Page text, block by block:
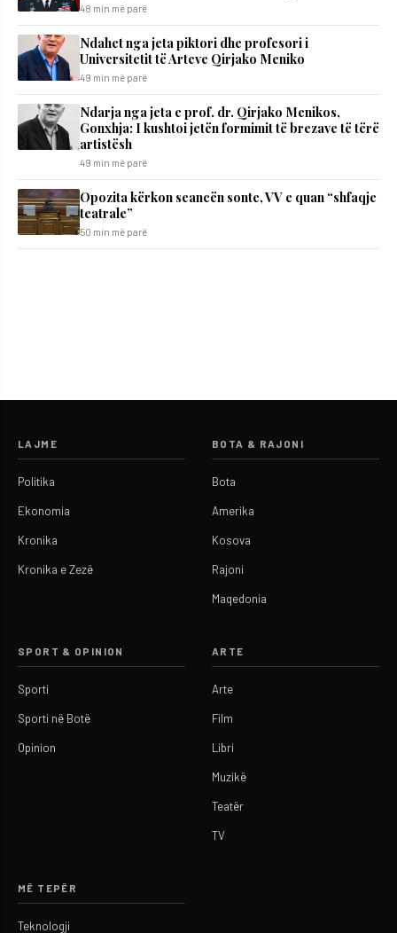
48 min më parë
Ndahet nga jeta piktori dhe profesori i
Universitetit të Arteve Qirjako Meniko
49 min më parë
Ndarja nga jeta e prof. dr. Qirjako Menikos,
Gonxhja: I kushtoi jetën formimit të brezave të tërë
artistësh
49 min më parë
Opozita kërkon seancën sonte, VV e quan “shfaqje
teatrale”
50 min më parë
LAJME
Politika
Ekonomia
Kronika
Kronika e Zezë
BOTA & RAJONI
Bota
Amerika
Kosova
Rajoni
Maqedonia
SPORT & OPINION
Sporti
Sporti në Botë
Opinion
ARTE
Arte
Film
Libri
Muzikë
Teatër
TV
MË TEPËR
Teknologji